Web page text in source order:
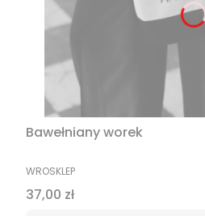
Bawełniany worek
PRODUCENT
WROSKLEP
Cena
37,00 zł